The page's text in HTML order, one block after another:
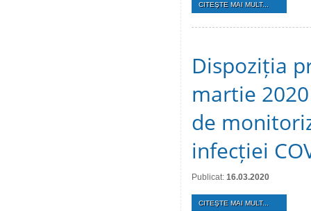
CITEŞTE MAI MULT...
Dispoziția
martie
de
infecției
Publicat: 16.03.2020
CITEŞTE MAI MULT...